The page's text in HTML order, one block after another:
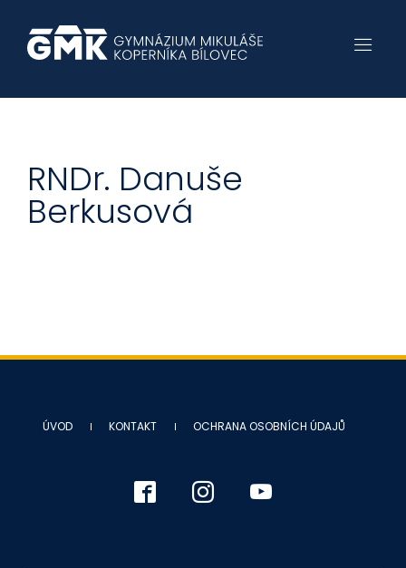
RNDr. Danuše
Berkusová
ÚVOD KONTAKT OCHRANA OSOBNÍCH ÚDAJŮ